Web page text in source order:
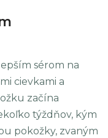
sérom na
cievkami a
začína
týždňov, kým
pokožky, zvaným